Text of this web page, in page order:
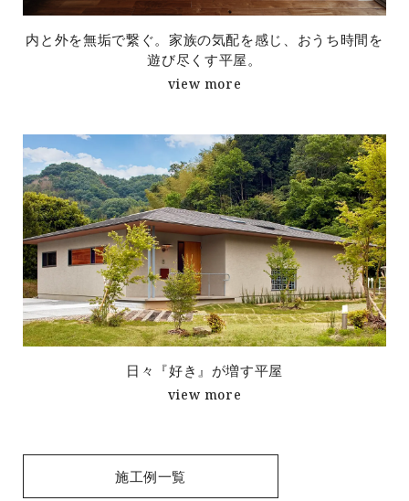
内と外を無垢で繋ぐ。家族の気配を感じ、おうち時間を
遊び尽くす平屋。
view more
日々『好き』が増す平屋
view more
施工例一覧